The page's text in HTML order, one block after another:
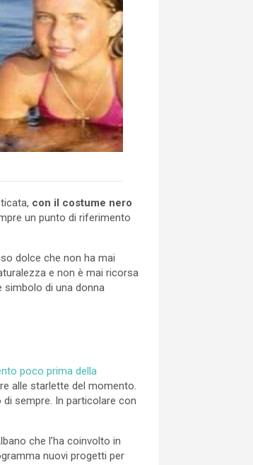
con il costume nero
un punto di riferimento
dolce che non ha mai
e non è mai ricorsa
simbolo di una donna
poco prima della
alle starlette del momento.
sempre. In particolare con
che l’ha coinvolto in
nuovi progetti per